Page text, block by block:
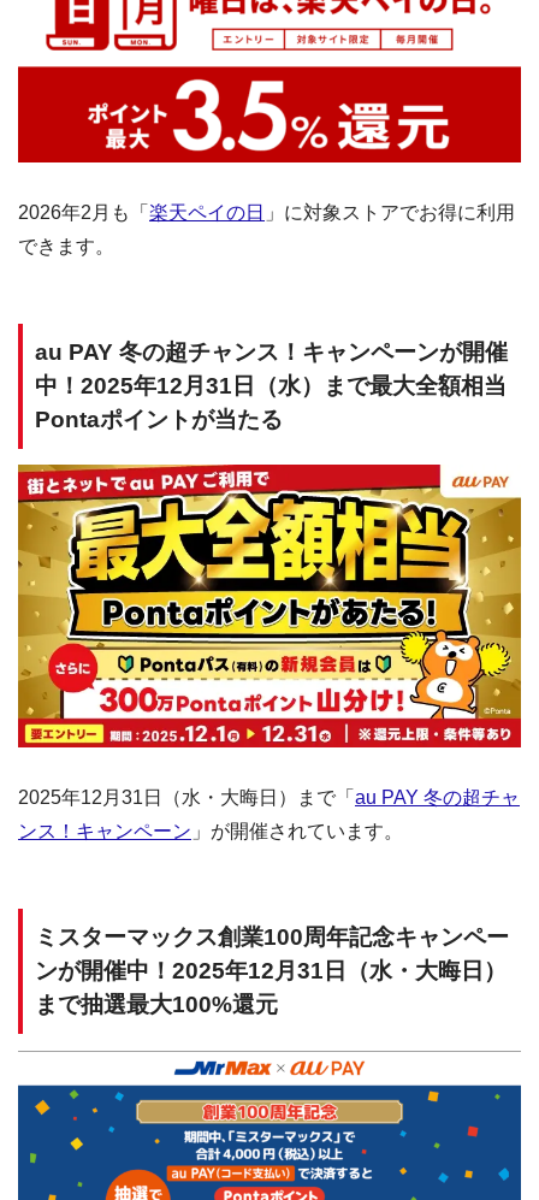
2026年2月も「 楽天ペイの日 」に対象ストアでお得に利用
できます。
au PAY 冬の超チャンス！キャンペーンが開催
中！2025年12月31日（水）まで最大全額相当
Pontaポイントが当たる
2025年12月31日（水・大晦日）まで「 au PAY 冬の超チャ
ンス！キャンペーン 」が開催されています。
ミスターマックス創業100周年記念キャンペー
ンが開催中！2025年12月31日（水・大晦日）
まで抽選最大100%還元